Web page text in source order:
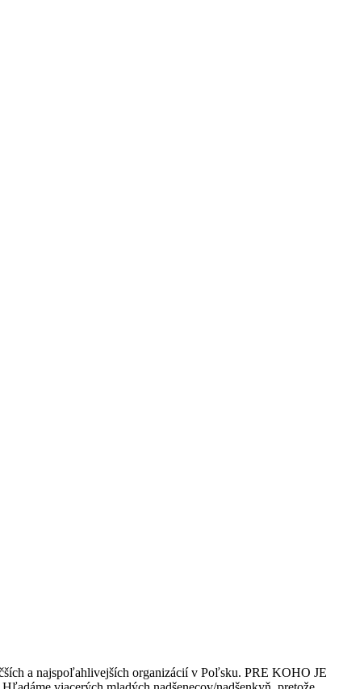
a najspoľahlivejších organizácií v Poľsku. PRE KOHO JE